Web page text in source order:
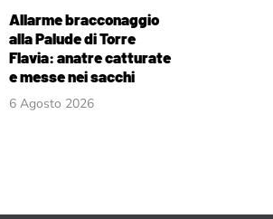
Allarme bracconaggio
alla Palude di Torre
Flavia: anatre catturate
e messe nei sacchi
6 Agosto 2026